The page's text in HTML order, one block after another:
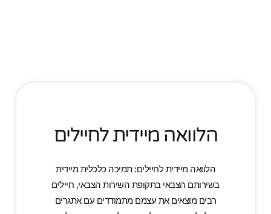
הלוואה מיידית לחיילים
הלוואה מיידית לחיילים: תמיכה כלכלית מיידית
בשירותם הצבאי בתקופת השירות הצבאי, חיילים
רבים מוצאים את עצמם מתמודדים עם אתגרים